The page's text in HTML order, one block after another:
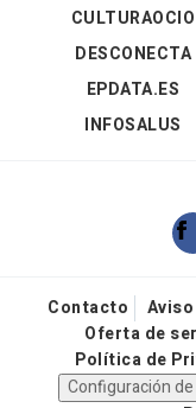
CULTURAOCIO
DESCONECTA
EPDATA.ES
INFOSALUS
Contacto
Oferta de
Política de
Configuración